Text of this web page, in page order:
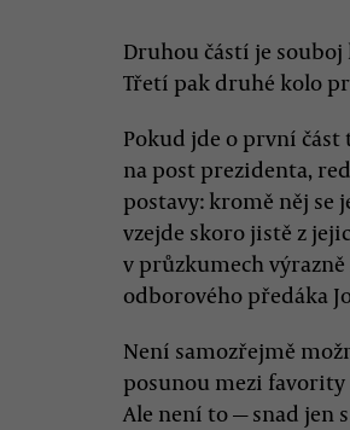
Druhou částí je
Třetí pak druhé kolo
Pokud jde o první
na post prezidenta,
postavy: kromě něj se
vzejde skoro jistě z
v průzkumech
odborového předáka
Není samozřejmě
posunou mezi favority
Ale není to — snad jen